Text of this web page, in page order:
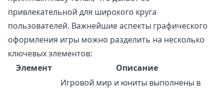
привлекательной для широкого круга
пользователей. Важнейшие аспекты графического
оформления игры можно разделить на несколько
ключевых элементов:
Элемент
Описание
Игровой мир и юниты выполнены в